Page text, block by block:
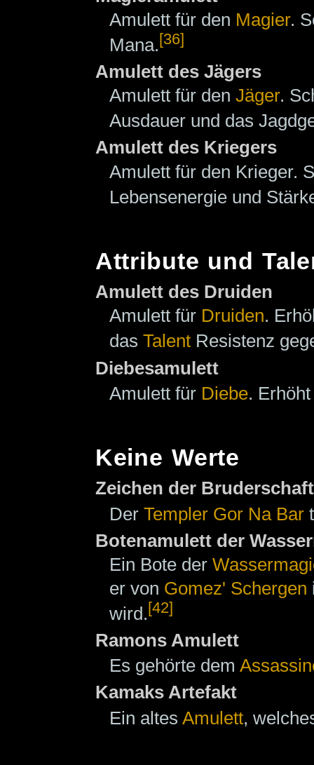
Amulett für den Magier.
Mana.[36]
Amulett des Jägers
Amulett für den Jäger.
Ausdauer und das
Amulett des Kriegers
Amulett für den Krieger.
Lebensenergie und
Attribute und
Amulett des Druiden
Amulett für Druiden.
das Talent Resistenz
Diebesamulett
Amulett für Diebe.
Keine Werte
Zeichen der Bruderschaft
Der Templer Gor Na Bar
Botenamulett der
Ein Bote der
er von Gomez' Schergen
wird.[42]
Ramons Amulett
Es gehörte dem
Kamaks Artefakt
Ein altes Amulett,